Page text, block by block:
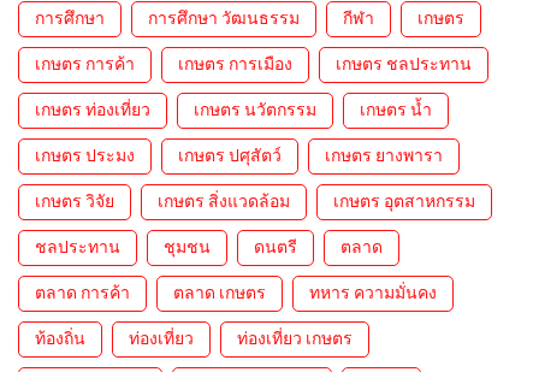
การศึกษา การศึกษา วัฒนธรรม กีฬา เกษตร
เกษตร การค้า เกษตร การเมือง เกษตร ชลประทาน
เกษตร ท่องเที่ยว เกษตร นวัตกรรม เกษตร น้ำ
เกษตร ประมง เกษตร ปศุสัตว์ เกษตร ยางพารา
เกษตร วิจัย เกษตร สิ่งแวดล้อม เกษตร อุตสาหกรรม
ชลประทาน ชุมชน ดนตรี ตลาด
ตลาด การค้า ตลาด เกษตร ทหาร ความมั่นคง
ท้องถิ่น ท่องเที่ยว ท่องเที่ยว เกษตร